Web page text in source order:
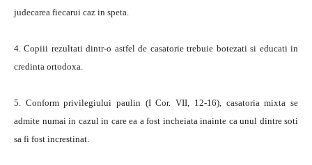
judecarea fiecarui caz in speta.
4. Copiii rezultati dintr-o astfel de casatorie trebuie botezati si edu­cati in
credinta ortodoxa.
5. Conform privilegiului paulin (I Cor. VII, 12-16), casatoria mixta se
admite numai in cazul in care ea a fost incheiata inainte ca unul dintre soti
sa fi fost increstinat.